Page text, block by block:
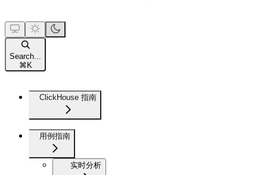
Search...
⌘ K
ClickHouse 指南
用例指南
实时分析